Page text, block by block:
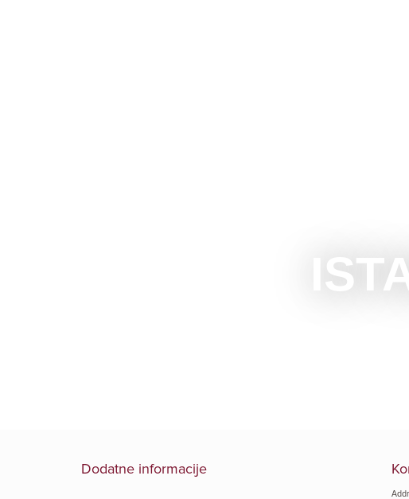
Dodatne informacije